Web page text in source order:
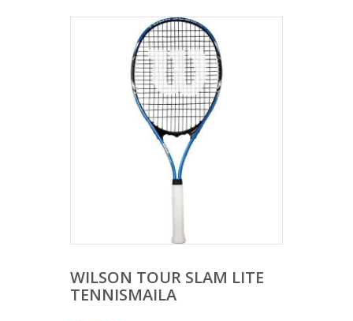
WILSON TOUR SLAM LITE
TENNISMAILA